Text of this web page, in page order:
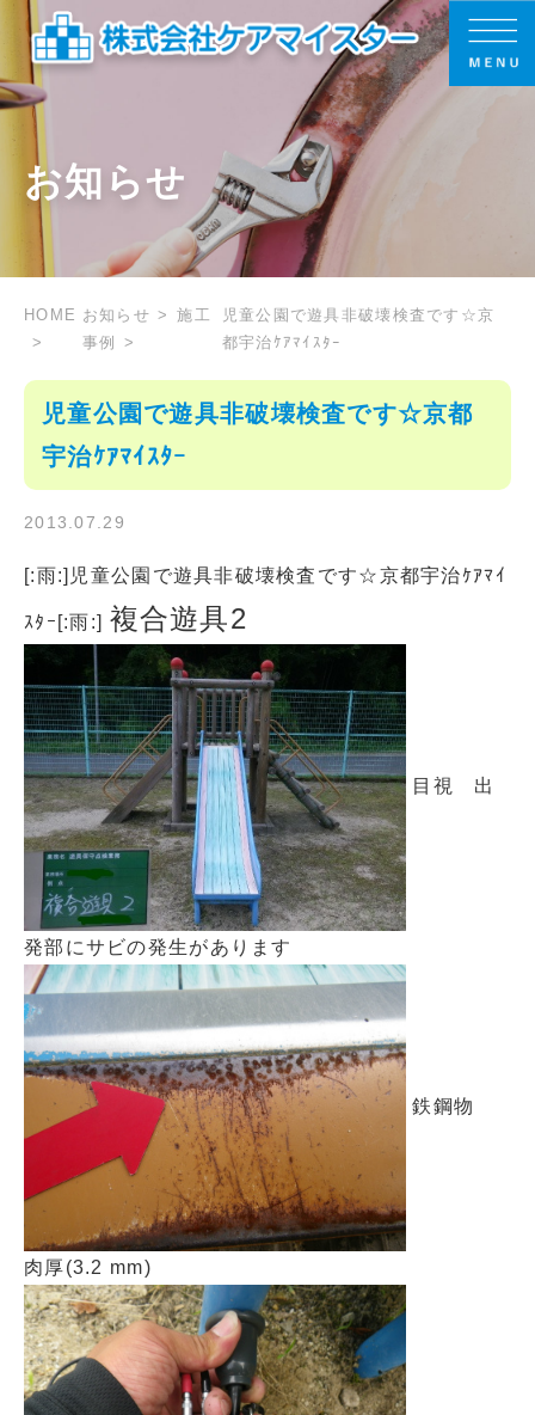
お知らせ
HOME お知らせ
施工
事例
児童公園で遊具非破壊検査です☆京
都宇治ｹｱﾏｲｽﾀｰ
児童公園で遊具非破壊検査です☆京都
宇治ｹｱﾏｲｽﾀｰ
2013.07.29
[:雨:]児童公園で遊具非破壊検査です☆京都宇治ｹｱﾏｲ
ｽﾀｰ[:雨:] 複合遊具2
目視 出
発部にサビの発生があります
鉄鋼物
肉厚(3.2 mm)